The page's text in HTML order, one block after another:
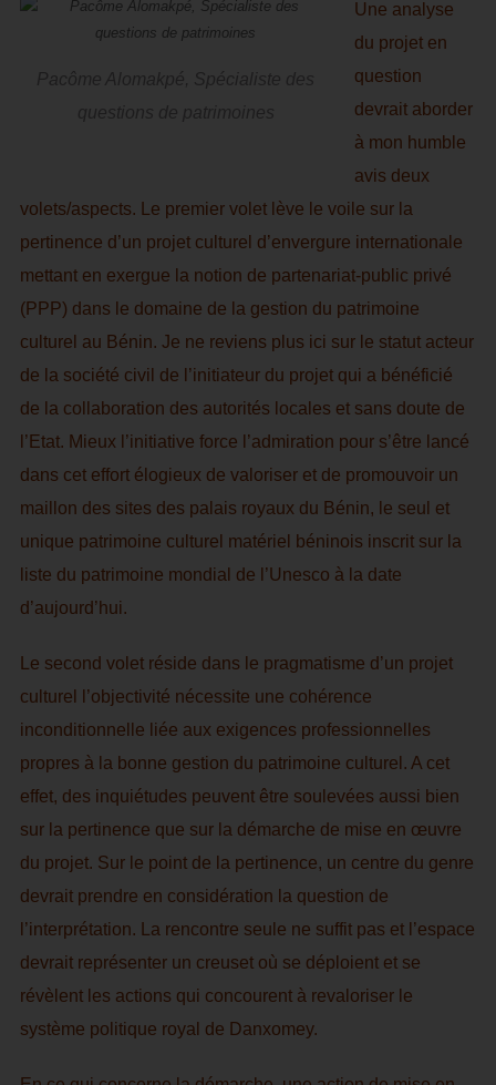
Pacôme Alomakpé, Spécialiste des
questions de patrimoines
Une analyse
du projet en
question
devrait aborder
à mon humble
avis deux
volets/aspects. Le premier volet lève le voile sur la
pertinence d’un projet culturel d’envergure internationale
mettant en exergue la notion de partenariat-public privé
(PPP) dans le domaine de la gestion du patrimoine
culturel au Bénin. Je ne reviens plus ici sur le statut acteur
de la société civil de l’initiateur du projet qui a bénéficié
de la collaboration des autorités locales et sans doute de
l’Etat. Mieux l’initiative force l’admiration pour s’être lancé
dans cet effort élogieux de valoriser et de promouvoir un
maillon des sites des palais royaux du Bénin, le seul et
unique patrimoine culturel matériel béninois inscrit sur la
liste du patrimoine mondial de l’Unesco à la date
d’aujourd’hui.
Le second volet réside dans le pragmatisme d’un projet
culturel l’objectivité nécessite une cohérence
inconditionnelle liée aux exigences professionnelles
propres à la bonne gestion du patrimoine culturel. A cet
effet, des inquiétudes peuvent être soulevées aussi bien
sur la pertinence que sur la démarche de mise en œuvre
du projet. Sur le point de la pertinence, un centre du genre
devrait prendre en considération la question de
l’interprétation. La rencontre seule ne suffit pas et l’espace
devrait représenter un creuset où se déploient et se
révèlent les actions qui concourent à revaloriser le
système politique royal de Danxomey.